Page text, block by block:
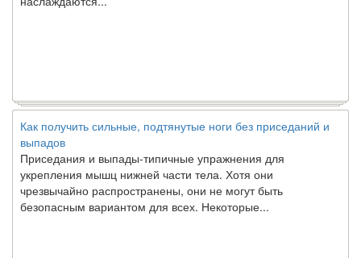
выпадов
Приседания и выпады-типичные упражнения для
укрепления мышц нижней части тела. Хотя они
чрезвычайно распространены, они не могут быть
безопасным вариантом для всех. Некоторые...